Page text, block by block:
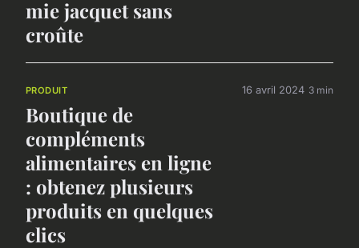
mie jacquet sans
croûte
PRODUIT
Boutique de
compléments
alimentaires en ligne
: obtenez plusieurs
produits en quelques
clics
16 avril 2024 3 min